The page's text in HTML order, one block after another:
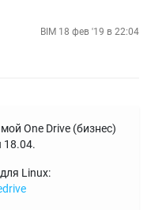
BIM 18 фев '19 в 22:04
One Drive (бизнес)
18.04.
Linux: